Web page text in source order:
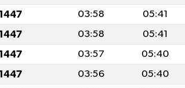
03:58 05:41
03:58 05:41
03:57 05:40
03:56 05:40